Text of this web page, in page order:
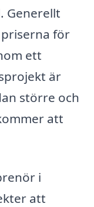
Generellt
för
ett
är
större och
att
i
att